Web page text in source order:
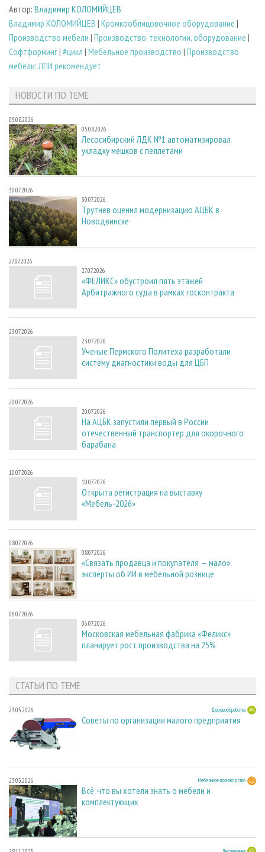
Автор: Владимир КОЛОМИЙЦЕВ
Владимир КОЛОМИЙЦЕВ | Кромкооблицовочное оборудование |
Производство мебели | Производство, технологии, оборудование |
Софтформинг| #цикл | Мебельное производство | Производство
мебели: ЛПИ рекомендует
НОВОСТИ ПО ТЕМЕ
05.08.2026
05.08.2026
Лесосибирский ЛДК №1 автоматизировал
укладку мешков с пеллетами
30.07.2026
30.07.2026
Трутнев оценил модернизацию АЦБК в
Новодвинске
27.07.2026
27.07.2026
«ФЕЛИКС» обустроил пять этажей
Арбитражного суда в рамках госконтракта
23.07.2026
23.07.2026
Ученые Пермского Политеха разработали
систему диагностики воды для ЦБП
20.07.2026
20.07.2026
На АЦБК запустили первый в России
отечественный транспортер для окорочного
барабана
10.07.2026
10.07.2026
Открыта регистрация на выставку
«Мебель-2026»
08.07.2026
08.07.2026
«Связать продавца и покупателя — мало»:
эксперты об ИИ в мебельной рознице
06.07.2026
06.07.2026
Московская мебельная фабрика «Феликс»
планирует рост производства на 25%
СТАТЬИ ПО ТЕМЕ
23.03.2026 Деревообработка
Советы по организации малого предприятия
23.03.2026 Мебельное производство
Всё, что вы хотели знать о мебели и
комплектующих